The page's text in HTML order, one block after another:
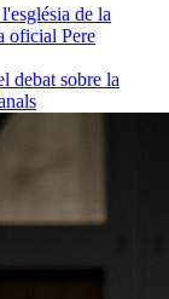
de la
oficial Pere
debat sobre la